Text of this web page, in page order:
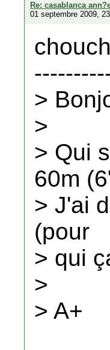
Re: casablanca
01 septembre 2009,
>
>
> Qui
60m
> J'ai
(pour
> qui
>
> A+